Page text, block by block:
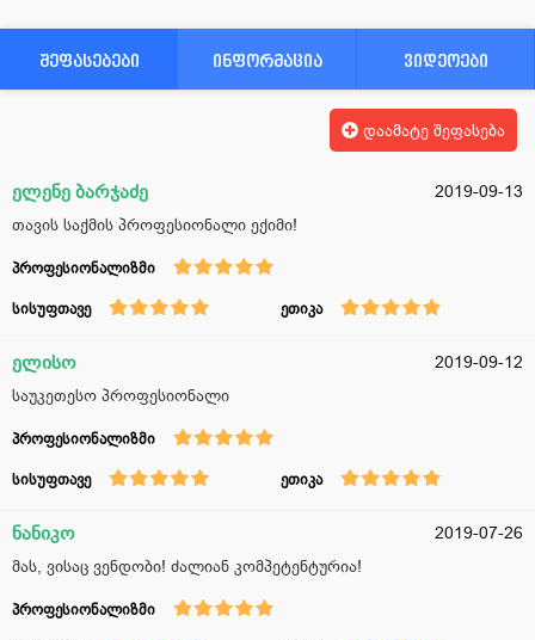
შეფასებები ინფორმაცია ვიდეოები
დაამატე შეფასება
ელენე ბარჯაძე
2019-09-13
თავის საქმის პროფესიონალი ექიმი!
პროფესიონალიზმი
სისუფთავე ეთიკა
ელისო
2019-09-12
საუკეთესო პროფესიონალი
პროფესიონალიზმი
სისუფთავე ეთიკა
ნანიკო
2019-07-26
მას, ვისაც ვენდობი! ძალიან კომპეტენტურია!
პროფესიონალიზმი